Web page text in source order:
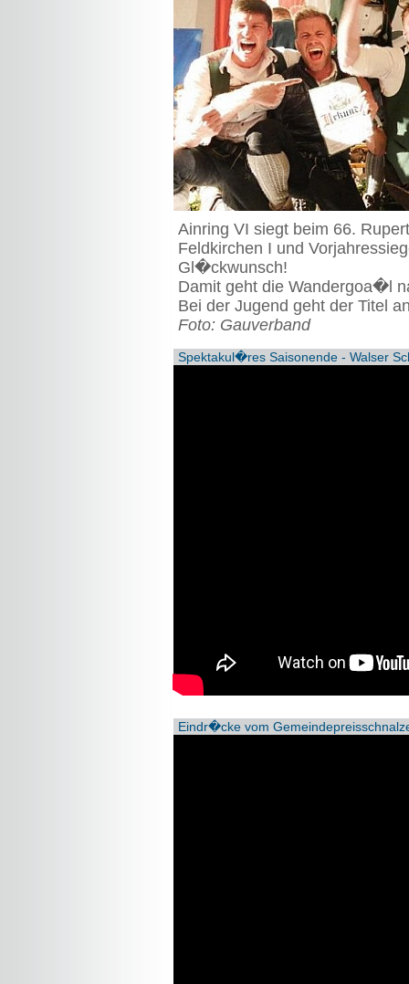
Ainring VI siegt beim 66.
Feldkirchen I und
Gl�ckwunsch!
Damit geht die Wandergoa�l
Bei der Jugend geht der Titel
Foto: Gauverband
Spektakul�res Saisonende - Walser
Eindr�cke vom